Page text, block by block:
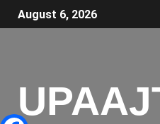
August 6, 2026